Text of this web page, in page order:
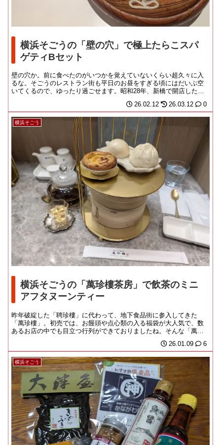
横浜そごうの「壁の穴」で極上たらこスパ
ゲティBセット
壁の穴か。前に食べたのがいつかを覚えていないくらい超久々に入
るな。そごうのレストラン街も平日のお昼をすぎる頃にはだいぶ空
いてくるので、ゆったり過ごせます。昭和28年、新橋で開店したス
26.02.12 26.03.12 0
横浜そごう
横浜そごうの「萬珍樓茶房」で飲茶のミニ
アフタヌーンティー
昨年破綻した「聘珍樓」に代わって、地下食品街に参入してきた
「萬珍樓」。初売では、お饅頭や点心類の入る福袋が大人気で、数
あるお店の中でも目立つ行列ができておりましたね。そんな「萬珍
26.01.09 6
横浜そごう